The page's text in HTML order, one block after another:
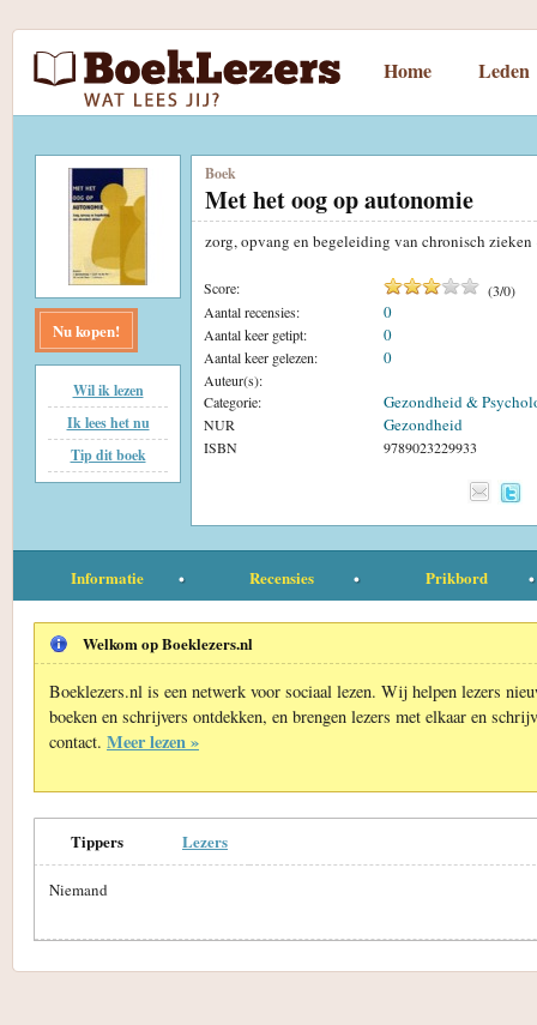
Home Leden
Nu kopen!
Wil ik lezen
Ik lees het nu
Tip dit boek
Boek
Met het oog op autonomie
zorg, opvang en begeleiding van chronisch zieken
Score: (3/0)
Aantal recensies:
0
Aantal keer getipt: 0
Aantal keer gelezen: 0
Auteur(s):
Categorie:
Gezondheid &
NUR Gezondheid
ISBN 9789023229933
Informatie Recensies Prikbord
Welkom op Boeklezers.nl
Boeklezers.nl is een netwerk voor sociaal lezen. Wij helpen lezers
boeken en schrijvers ontdekken, en brengen lezers met elkaar en
contact. Meer lezen »
Tippers Lezers
Niemand